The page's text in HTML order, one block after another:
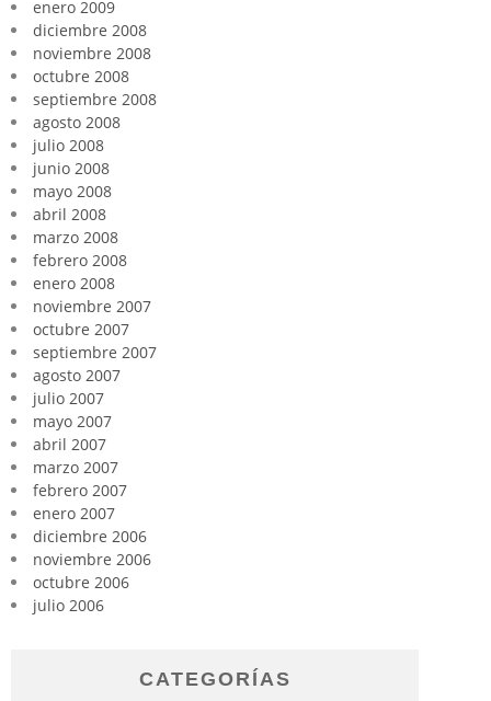
enero 2009
diciembre 2008
noviembre 2008
octubre 2008
septiembre 2008
agosto 2008
julio 2008
junio 2008
mayo 2008
abril 2008
marzo 2008
febrero 2008
enero 2008
noviembre 2007
octubre 2007
septiembre 2007
agosto 2007
julio 2007
mayo 2007
abril 2007
marzo 2007
febrero 2007
enero 2007
diciembre 2006
noviembre 2006
octubre 2006
julio 2006
CATEGORÍAS